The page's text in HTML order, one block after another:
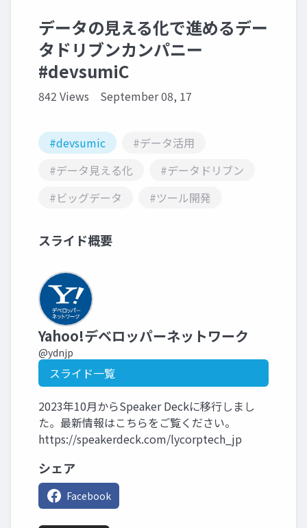
データの見える化で進めるデー
タドリブンカンパニー
#devsumiC
842 Views September 08, 17
#devsumic
#データ活用
#データ見える化
#データドリブン
#ビッグデータ
#ツール開発
スライド概要
Yahoo!デベロッパーネットワーク
@ydnjp
スライド一覧
2023年10月からSpeaker Deckに移行しまし
た。最新情報はこちらをご覧ください。
https://speakerdeck.com/lycorptech_jp
シェア
Facebook